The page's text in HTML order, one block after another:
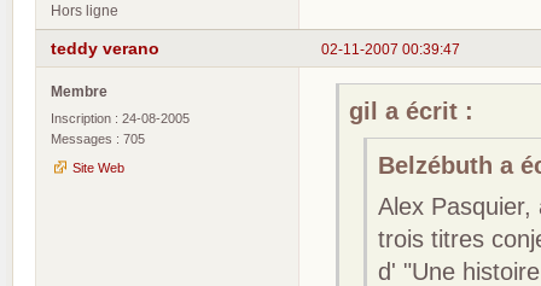
Hors ligne
02-11-2007 00:39:47
teddy verano
Membre
Inscription : 24-08-2005
Messages : 705
Site Web
gil a écrit :
Belzébuth a
Alex
trois titres
d' "Une